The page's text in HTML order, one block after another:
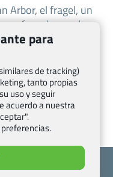
Arbor, el fragel, un
azúcar de canela,
vez disponibles en
encontrar en el
ciertas Paneras.
para
de tracking)
tanto propias
uso y seguir
acuerdo a nuestra